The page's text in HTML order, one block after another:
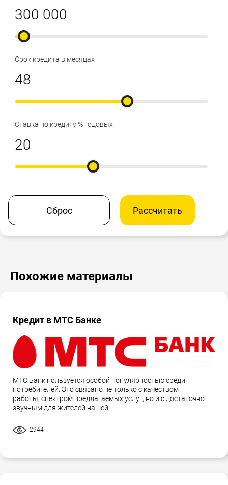
Срок кредита в месяцах
Ставка по кредиту % годовых
Сброс Рассчитать
Похожие материалы
Кредит в МТС Банке
МТС Банк пользуется особой популярностью среди
потребителей. Это связано не только с качеством
работы, спектром предлагаемых услуг, но и с достаточно
звучным для жителей нашей
2944